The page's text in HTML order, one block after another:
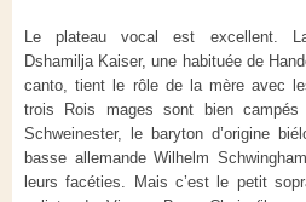
Le plateau vocal est excellent. La
Dshamilja Kaiser, une habituée de
canto, tient le rôle de la mère avec
trois Rois mages sont bien
Schweinester, le baryton d’origine
basse allemande Wilhelm
leurs facéties. Mais c’est le petit